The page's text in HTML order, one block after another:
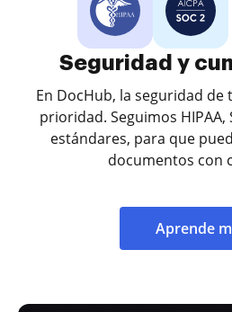
Seguridad y
En DocHub, la seguridad
prioridad. Seguimos HIPAA,
estándares, para que
documentos con
Aprende